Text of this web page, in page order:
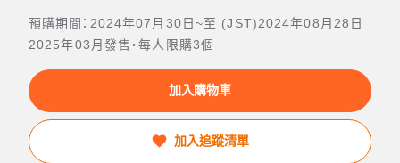
預購期間：2024年07月30日~至 (JST)2024年08月28日
2025年03月發售・每人限購3個
加入購物車
加入追蹤清單